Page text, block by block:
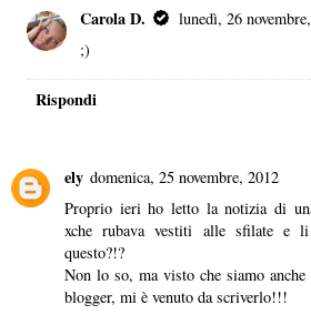
Carola D.
lunedì, 26
;)
Rispondi
ely domenica, 25 novembre, 2012
Proprio ieri ho letto la notizia di
xche rubava vestiti alle sfilate e li
questo?!?
Non lo so, ma visto che siamo
blogger, mi è venuto da scriverlo!!!